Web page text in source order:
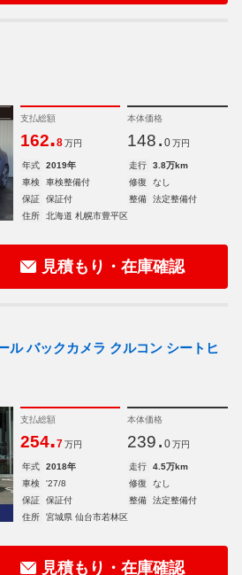
支払総額
162.8 万円
本体価格
148. 0 万円
年式 2019年 走行
3.8万km
車検
車検整備付 修復
なし
保証
保証付 整備
法定整備付
住所
北海道 札幌市豊平区
見積もり・在庫確認
ル バックカメラ クルコン シートヒ
支払総額
254.7 万円
本体価格
239. 0 万円
年式 2018年 走行
4.5万km
車検
'27/8 修復
なし
保証
保証付 整備
法定整備付
住所
宮城県 仙台市若林区
見積もり・在庫確認